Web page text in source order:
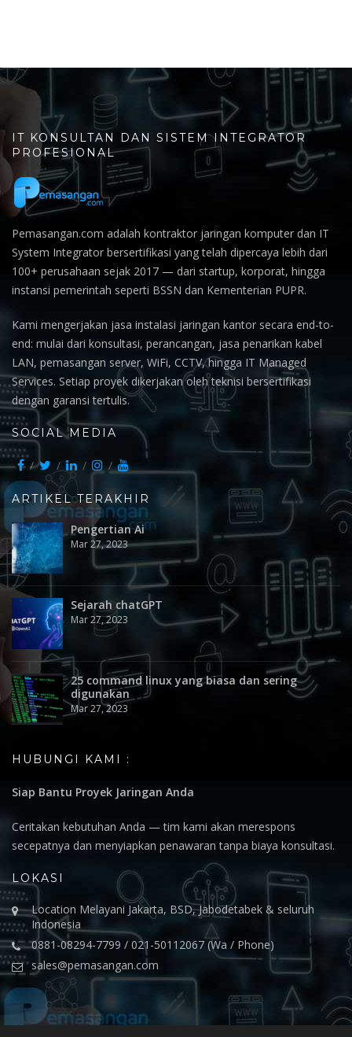
IT KONSULTAN DAN SISTEM INTEGRATOR
PROFESIONAL
Pemasangan.com adalah kontraktor jaringan komputer dan IT
System Integrator bersertifikasi yang telah dipercaya lebih dari
100+ perusahaan sejak 2017 — dari startup, korporat, hingga
instansi pemerintah seperti BSSN dan Kementerian PUPR.
Kami mengerjakan jasa instalasi jaringan kantor secara end-to-
end: mulai dari konsultasi, perancangan, jasa penarikan kabel
LAN, pemasangan server, WiFi, CCTV, hingga IT Managed
Services. Setiap proyek dikerjakan oleh teknisi bersertifikasi
dengan garansi tertulis.
SOCIAL MEDIA
ARTIKEL TERAKHIR
Pengertian Ai
Mar 27, 2023
Sejarah chatGPT
Mar 27, 2023
25 command linux yang biasa dan sering
digunakan
Mar 27, 2023
HUBUNGI KAMI :
Siap Bantu Proyek Jaringan Anda
Ceritakan kebutuhan Anda — tim kami akan merespons
secepatnya dan menyiapkan penawaran tanpa biaya konsultasi.
LOKASI
Location Melayani Jakarta, BSD, Jabodetabek & seluruh
Indonesia
0881-08294-7799 / 021-50112067 (Wa / Phone)
sales@pemasangan.com